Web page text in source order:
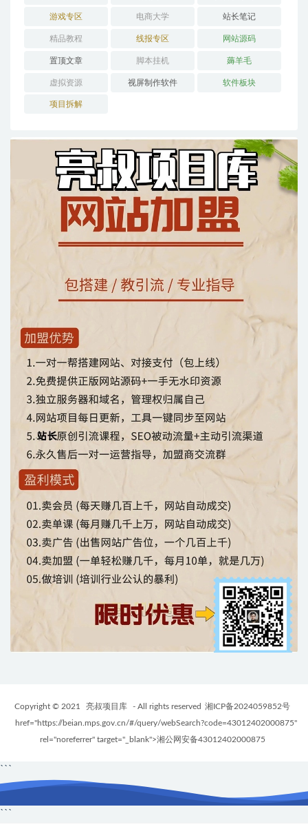
游戏专区 电商大学 站长笔记
精品教程 线报专区 网站源码
置顶文章 脚本挂机 薅羊毛
虚拟资源 视屏制作软件 软件板块
项目拆解
Copyright © 2021 亮叔项目库 - All rights reserved 湘ICP备2024059852号
href="https://beian.mps.gov.cn/#/query/webSearch?code=43012402000875"
rel="noreferrer" target="_blank">湘公网安备43012402000875
```
```